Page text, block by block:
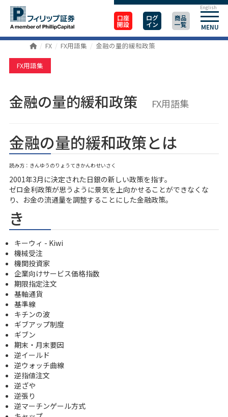
口座
開設
ログ
イン
商品
一覧 MENU
English
FX FX用語集 金融の量的緩和政策
FX用語集
金融の量的緩和政策 FX用語集
金融の量的緩和政策とは
読み方：きんゆうのりょうてきかんわせいさく
2001年3月に決定された日銀の新しい政策を指す。
ゼロ金利政策が思うように景気を上向かせることができなくな
り、お金の流通量を調整することにした金融政策。
き
キーウィ - Kiwi
機械受注
機関投資家
企業向けサービス価格指数
期限指定注文
基軸通貨
基準線
キチンの波
ギブアップ制度
ギブン
期末・月末要因
逆イールド
逆ウォッチ曲線
逆指値注文
逆ざや
逆張り
逆マーチンゲール方式